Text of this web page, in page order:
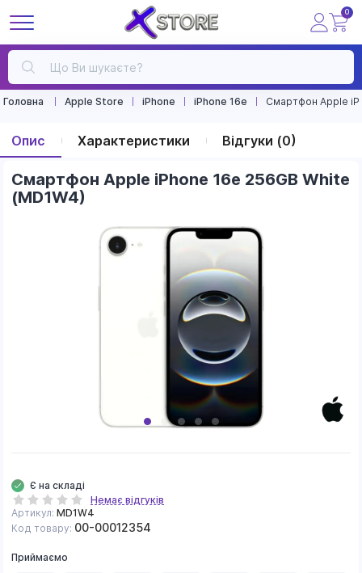
0
Головна Apple Store iPhone iPhone 16e Смартфон Apple
Опис Характеристики Відгуки (0)
Смартфон Apple iPhone 16e 256GB White
(MD1W4)
Є на складі
Артикул: MD1W4
Код товару: 00-00012354
Немає відгуків
Приймаємо